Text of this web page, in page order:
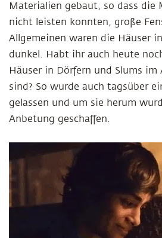
Materialien gebaut, so dass die
nicht leisten konnten, große
Allgemeinen waren die Häuser
dunkel. Habt ihr auch heute
Häuser in Dörfern und Slums im
sind? So wurde auch tagsüber
gelassen und um sie herum
Anbetung geschaffen.